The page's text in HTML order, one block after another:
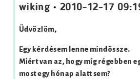
wiking • 2010-12-17
Üdvözlöm,
Egy kérdésem lenne mindössze.
Miért van az, hogy míg régebben
most egy hónap alatt sem?